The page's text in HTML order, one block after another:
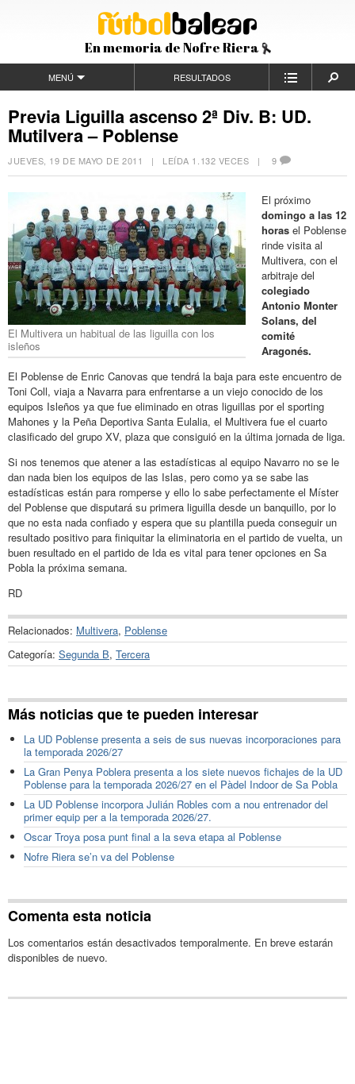
En memoria de Nofre Riera
MENÚ RESULTADOS
Previa Liguilla ascenso 2ª Div. B: UD.
Mutilvera – Poblense
JUEVES, 19 DE MAYO DE 2011 | LEÍDA 1.132 VECES | 9
El Multivera un habitual de las liguilla con los
isleños
El próximo
domingo a las 12
horas el Poblense
rinde visita al
Multivera, con el
arbitraje del
colegiado
Antonio Monter
Solans, del
comité
Aragonés.
El Poblense de Enric Canovas que tendrá la baja para este encuentro de
Toni Coll, viaja a Navarra para enfrentarse a un viejo conocido de los
equipos Isleños ya que fue eliminado en otras liguillas por el sporting
Mahones y la Peña Deportiva Santa Eulalia, el Multivera fue el cuarto
clasificado del grupo XV, plaza que consiguió en la última jornada de liga.
Si nos tenemos que atener a las estadísticas al equipo Navarro no se le
dan nada bien los equipos de las Islas, pero como ya se sabe las
estadísticas están para romperse y ello lo sabe perfectamente el Míster
del Poblense que disputará su primera liguilla desde un banquillo, por lo
que no esta nada confiado y espera que su plantilla pueda conseguir un
resultado positivo para finiquitar la eliminatoria en el partido de vuelta, un
buen resultado en el partido de Ida es vital para tener opciones en Sa
Pobla la próxima semana.
RD
Relacionados: Multivera, Poblense
Categoría: Segunda B, Tercera
Más noticias que te pueden interesar
La UD Poblense presenta a seis de sus nuevas incorporaciones para
la temporada 2026/27
La Gran Penya Poblera presenta a los siete nuevos fichajes de la UD
Poblense para la temporada 2026/27 en el Pàdel Indoor de Sa Pobla
La UD Poblense incorpora Julián Robles com a nou entrenador del
primer equip per a la temporada 2026/27.
Oscar Troya posa punt final a la seva etapa al Poblense
Nofre Riera se’n va del Poblense
Comenta esta noticia
Los comentarios están desactivados temporalmente. En breve estarán
disponibles de nuevo.